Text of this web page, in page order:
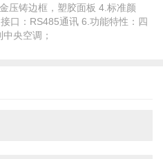
压铸边框，塑胶面板 4.标准颜
口：RS485通讯 6.功能特性：四
央空调；